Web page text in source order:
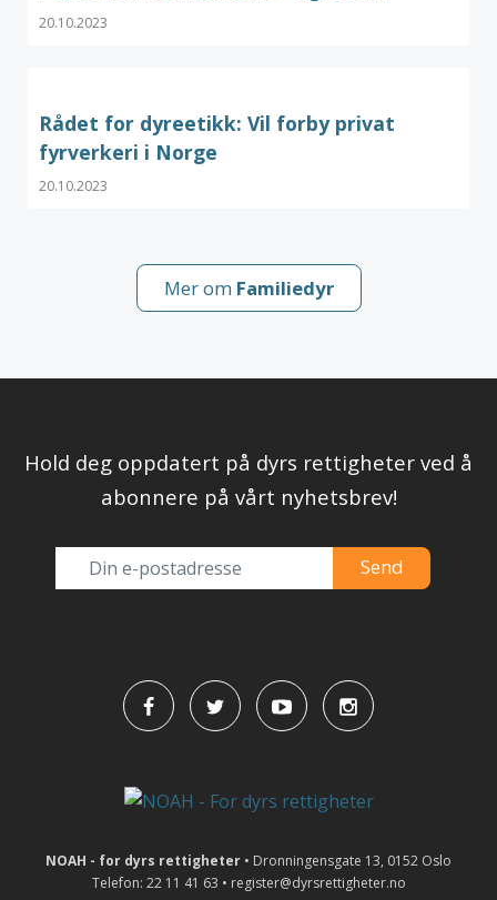
20.10.2023
Rådet for dyreetikk: Vil forby privat
fyrverkeri i Norge
20.10.2023
Mer om Familiedyr
Hold deg oppdatert på dyrs rettigheter ved å
abonnere på vårt nyhetsbrev!
NOAH - for dyrs rettigheter • Dronningensgate 13, 0152 Oslo
Telefon: 22 11 41 63 • register@dyrsrettigheter.no